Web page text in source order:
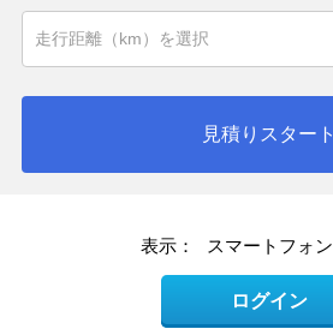
見積りスタート
表示： スマートフォン
ログイン